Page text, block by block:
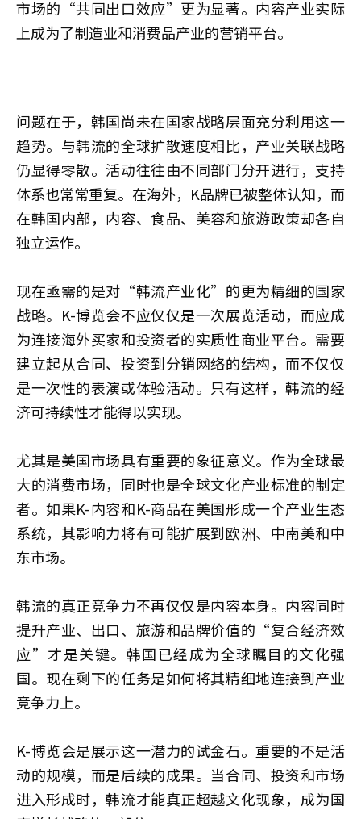
市场的“共同出口效应”更为显著。内容产业实际
上成为了制造业和消费品产业的营销平台。
问题在于，韩国尚未在国家战略层面充分利用这一
趋势。与韩流的全球扩散速度相比，产业关联战略
仍显得零散。活动往往由不同部门分开进行，支持
体系也常常重复。在海外，K品牌已被整体认知，而
在韩国内部，内容、食品、美容和旅游政策却各自
独立运作。
现在亟需的是对“韩流产业化”的更为精细的国家
战略。K-博览会不应仅仅是一次展览活动，而应成
为连接海外买家和投资者的实质性商业平台。需要
建立起从合同、投资到分销网络的结构，而不仅仅
是一次性的表演或体验活动。只有这样，韩流的经
济可持续性才能得以实现。
尤其是美国市场具有重要的象征意义。作为全球最
大的消费市场，同时也是全球文化产业标准的制定
者。如果K-内容和K-商品在美国形成一个产业生态
系统，其影响力将有可能扩展到欧洲、中南美和中
东市场。
韩流的真正竞争力不再仅仅是内容本身。内容同时
提升产业、出口、旅游和品牌价值的“复合经济效
应”才是关键。韩国已经成为全球瞩目的文化强
国。现在剩下的任务是如何将其精细地连接到产业
竞争力上。
K-博览会是展示这一潜力的试金石。重要的不是活
动的规模，而是后续的成果。当合同、投资和市场
进入形成时，韩流才能真正超越文化现象，成为国